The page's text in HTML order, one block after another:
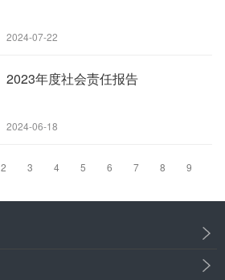
2024-07-22
2023年度社会责任报告
2024-06-18
2 3 4 5 6 7 8
9